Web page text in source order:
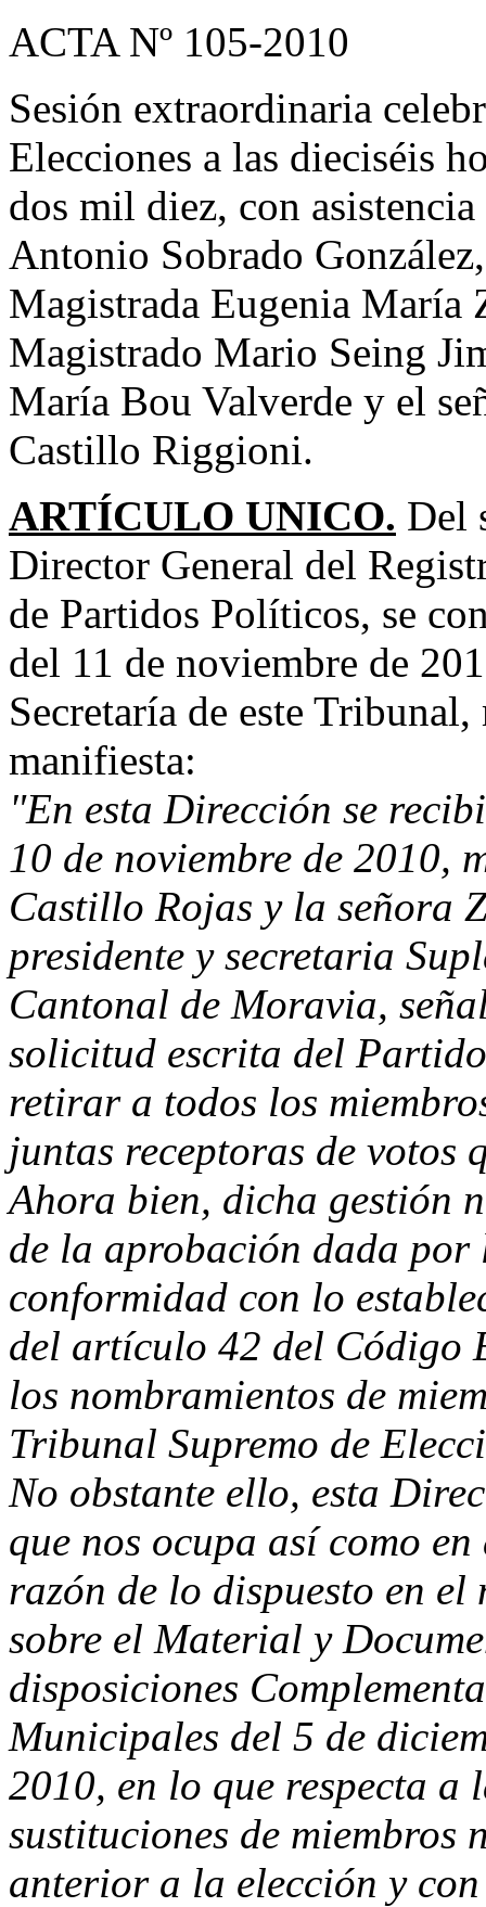
ACTA Nº 105-2010
Sesión extraordinaria
Elecciones a las dieciséis
dos mil diez, con
Antonio Sobrado
Magistrada Eugenia María
Magistrado Mario Seing
María Bou Valverde y el
Castillo Riggioni.
ARTÍCULO UNICO. Del
Director General del
de Partidos Políticos, se
del 11 de noviembre de
Secretaría de este
manifiesta:
"En esta Dirección se
10 de noviembre de 2010,
Castillo Rojas y la señora
presidente y secretaria
Cantonal de Moravia,
solicitud escrita del
retirar a todos los
juntas receptoras de votos
Ahora bien, dicha gestión
de la aprobación dada
conformidad con lo
del artículo 42 del Código
los nombramientos de
Tribunal Supremo de
No obstante ello, esta
que nos ocupa así como
razón de lo dispuesto en
sobre el Material y
disposiciones
Municipales del 5 de
2010, en lo que respecta
sustituciones de miembros
anterior a la elección y